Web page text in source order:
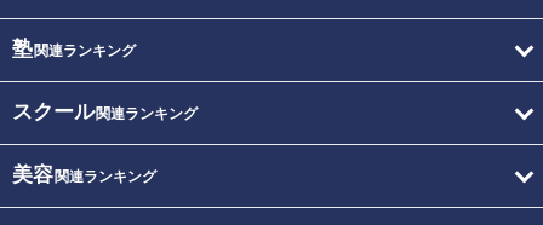
塾関連ランキング
スクール関連ランキング
美容関連ランキング